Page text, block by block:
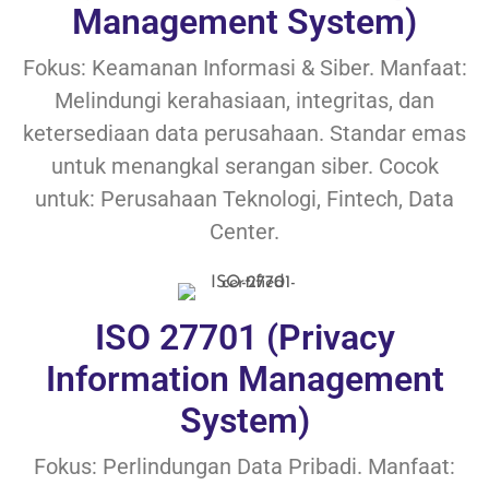
Management System)
Fokus: Keamanan Informasi & Siber. Manfaat:
Melindungi kerahasiaan, integritas, dan
ketersediaan data perusahaan. Standar emas
untuk menangkal serangan siber. Cocok
untuk: Perusahaan Teknologi, Fintech, Data
Center.
ISO 27701 (Privacy
Information Management
System)
Fokus: Perlindungan Data Pribadi. Manfaat: